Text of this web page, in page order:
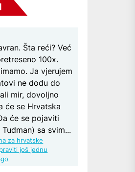
Šta reći? Već
100x.
Ja vjerujem
ne dođu do
mir, dovoljno
će se Hrvatska
će se pojaviti
sa svim...
za hrvatske
još jednu